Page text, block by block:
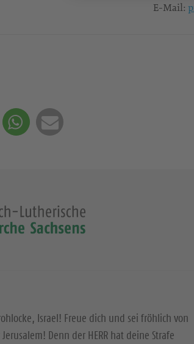
E-Mail:
Israel! Freue dich und sei fröhlich von
Denn der HERR hat deine Strafe